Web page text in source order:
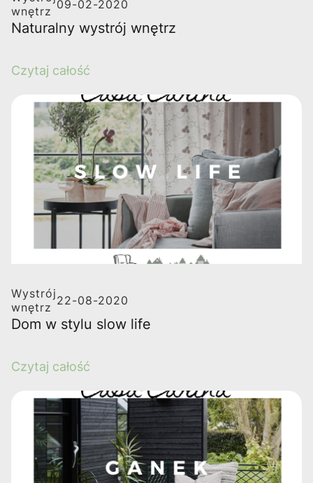
wnętrz 09-02-2020
Naturalny wystrój wnętrz
Czytaj całość
Wystrój
wnętrz 22-08-2020
Dom w stylu slow life
Czytaj całość